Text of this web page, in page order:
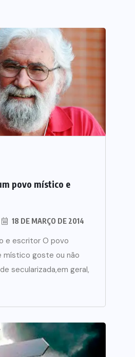
povo místico e
18 DE MARÇO DE 2014
e escritor O povo
místico goste ou não
secularizada,em geral,